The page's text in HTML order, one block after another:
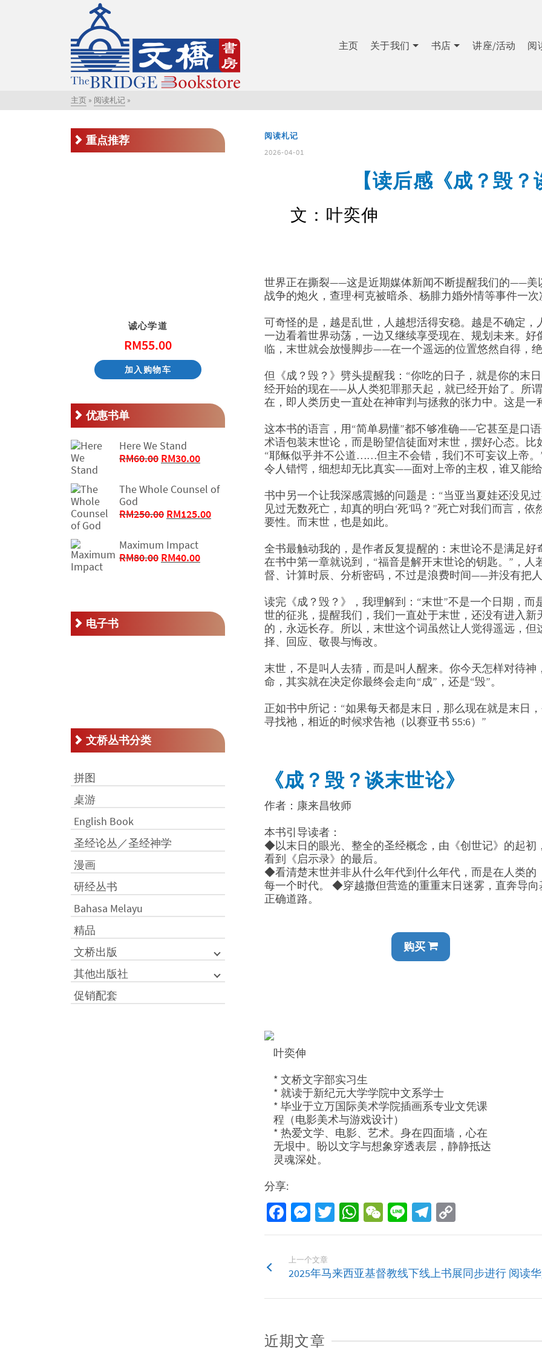
主页 关于我们 书店 讲座/活动 阅
主页 » 阅读札记 »
阅读札记
2026-04-01
【读后感《成？毁？
文：叶奕伸
世界正在撕裂——这是近期媒体新闻不断提醒我们的——美
战争的炮火，查理·柯克被暗杀、杨腓力婚外情等事件一次
可奇怪的是，越是乱世，人越想活得安稳。越是不确定
一边看着世界动荡，一边又继续享受现在、规划未来。
临，末世就会放慢脚步——在一个遥远的位置悠然自得，绝
但《成？毁？》劈头提醒我：“你吃的日子，就是你的末
经开始的现在——从人类犯罪那天起，就已经开始了。所
在，即人类历史一直处在神审判与拯救的张力中。这是一
这本书的语言，用“简单易懂”都不够准确——它甚至是口
术语包装末世论，而是盼望信徒面对末世，摆好心态。比
“耶稣似乎并不公道……但主不会错，我们不可妄议上帝
令人错愕，细想却无比真实——面对上帝的主权，谁又能
书中另一个让我深感震撼的问题是：“当亚当夏娃还没见
见过无数死亡，却真的明白‘死’吗？”死亡对我们而言，
要性。而末世，也是如此。
全书最触动我的，是作者反复提醒的：末世论不是满足
在书中第一章就说到，“福音是解开末世论的钥匙。”，
督、计算时辰、分析密码，不过是浪费时间——并没有把人
读完《成？毁？》，我理解到：“末世”不是一个日期，
世的征兆，提醒我们，我们一直处于末世，还没有进入
的，永远长存。所以，末世这个词虽然让人觉得遥远，
择、回应、敬畏与悔改。
末世，不是叫人去猜，而是叫人醒来。你今天怎样对待
命，其实就在决定你最终会走向“成”，还是“毁”。
正如书中所记：“如果每天都是末日，那么现在就是末日
寻找祂，相近的时候求告祂（以赛亚书 55:6）”
《成？毁？谈末世论》
作者：康来昌牧师
本书引导读者：
◆以末日的眼光、整全的圣经概念，由《创世记》的起初，
看到《启示录》的最后。
◆看清楚末世并非从什么年代到什么年代，而是在人类的
每一个时代。 ◆穿越撒但营造的重重末日迷雾，直奔导向
正确道路。
购买
叶奕伸
* 文桥文字部实习生
* 就读于新纪元大学学院中文系学士
* 毕业于立万国际美术学院插画系专业文凭课
程（电影美术与游戏设计）
* 热爱文学、电影、艺术。身在四面墙，心在
无垠中。盼以文字与想象穿透表层，静静抵达
灵魂深处。
分享:
Facebook
Messenger
Twitter
WhatsApp
WeChat
LineTelegram
Link
上一个文章
2025年马来西亚基督教线下线上书展同步进行 阅读
近期文章
重点推荐
诚心学道
RM55.00
加入购物车
性教育，别害羞！ Don’t Be Shy: A Friendly Guide to Sex Education
RM40.00
加入购物车
一步一步看会幕 Exploring the Tabernacle Step by Step
RM40.00
加入购物车
优惠书单
Here We Stand
RM60.00 原
为：
RM60.00。
RM30.00当
价
格
为：
The Whole Counsel of
God
RM250.00 原
为：
RM250.00。
RM125.00当
Maximum Impact
RM80.00 原
RM40.00当
为：
RM40.00。
电子书
文桥丛书分类
拼图
桌游
English Book
圣经论丛／圣经神学
漫画
研经丛书
Bahasa Melayu
精品
文桥出版
其他出版社
促销配套